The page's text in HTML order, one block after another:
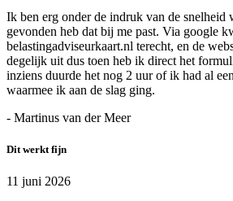
Ik ben erg onder de indruk van de snelheid
gevonden heb dat bij me past. Via google
belastingadviseurkaart.nl terecht, en de
degelijk uit dus toen heb ik direct het
inziens duurde het nog 2 uur of ik had al
waarmee ik aan de slag ging.
- Martinus van der Meer
Dit werkt fijn
11 juni 2026